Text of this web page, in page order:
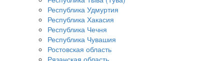
Республика Удмуртия
Республика Хакасия
Республика Чечня
Республика Чувашия
Ростовская область
Рязанская область